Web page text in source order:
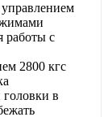
работы с
2800 кгс
в